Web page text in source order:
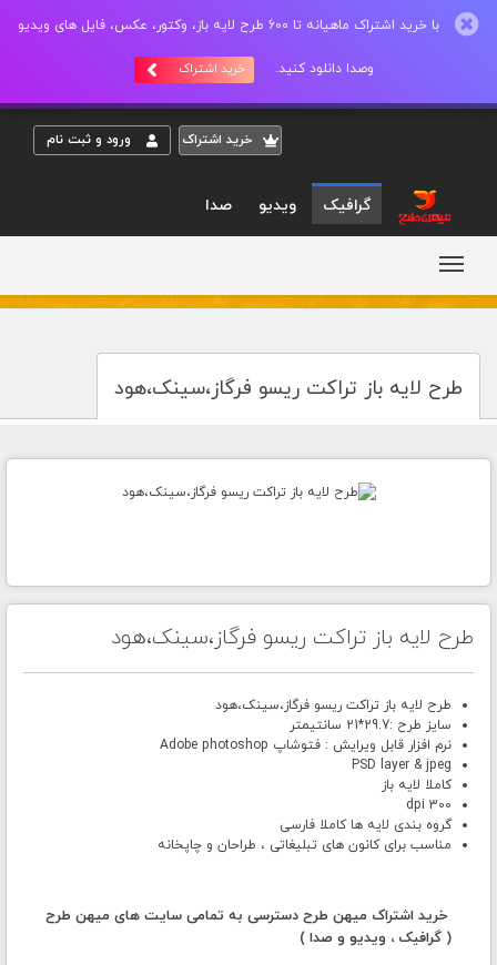
با خرید اشتراک ماهیانه تا 600 طرح لایه باز، وکتور، عکس، فایل های ویدیو
وصدا دانلود کنید. خرید اشتراک
خريد اشتراک ورود و ثبت نام
گرافیک ویدیو صدا
طرح لایه باز تراکت ریسو فرگاز،سینک،هود
طرح لایه باز تراکت ریسو فرگاز،سینک،هود
طرح لایه باز تراکت ریسو فرگاز،سینک،هود
سایز طرح :29.7*21 سانتیمتر
نرم افزار قابل ویرایش : فتوشاپ Adobe photoshop
PSD layer & jpeg
کاملا لایه باز
300 dpi
گروه بندی لایه ها کاملا فارسی
مناسب برای کانون های تبلیغاتی ، طراحان و چاپخانه
خرید اشتراک میهن طرح دسترسی به تمامی سایت های میهن طرح
( گرافیک ، ویدیو و صدا )